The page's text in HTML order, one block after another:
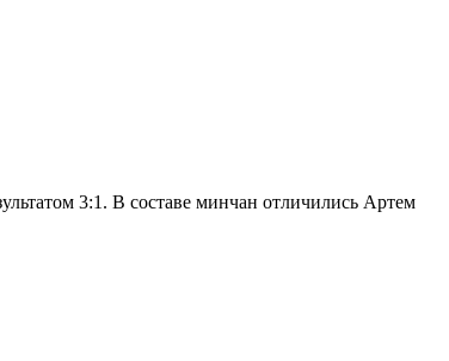
3:1. В составе минчан отличились Артем